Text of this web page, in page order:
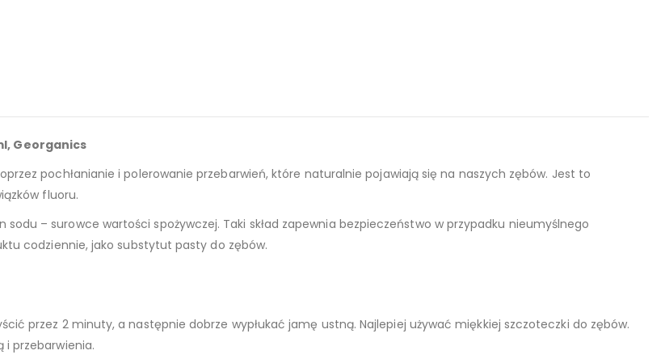
Georganics
pochłanianie i polerowanie przebarwień, które naturalnie pojawiają się na naszych zębów. Jest to
fluoru.
– surowce wartości spożywczej. Taki skład zapewnia bezpieczeństwo w przypadku nieumyślnego
codziennie, jako substytut pasty do zębów.
przez 2 minuty, a następnie dobrze wypłukać jamę ustną. Najlepiej używać miękkiej szczoteczki do zębów.
i przebarwienia.